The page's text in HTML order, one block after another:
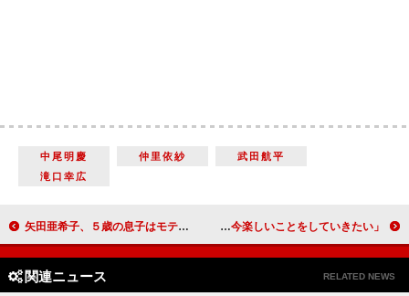
中尾明慶 仲里依紗
武田航平
滝口幸広
矢田亜希子、５歳の息子はモテモテ？ 「チョコは三つ。うれしいですよね」 森泉が浅野忠信にドライブのお誘い 「今楽しいことをしていきたい」
関連ニュース RELATED NEWS